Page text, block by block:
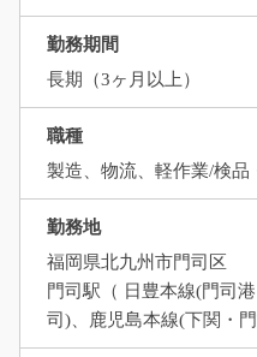
勤務期間
長期（3ヶ月以上）
職種
製造、物流、軽作業/検品
勤務地
福岡県北九州市門司区
門司駅（ 日豊本線(門司
司)、鹿児島本線(下関・門